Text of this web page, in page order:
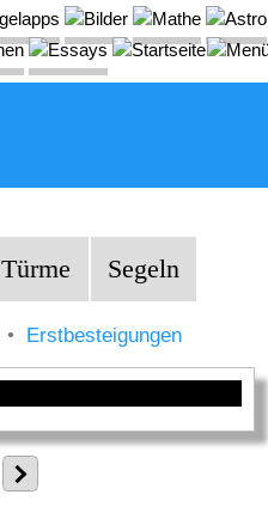
Türme Segeln
• Erstbesteigungen